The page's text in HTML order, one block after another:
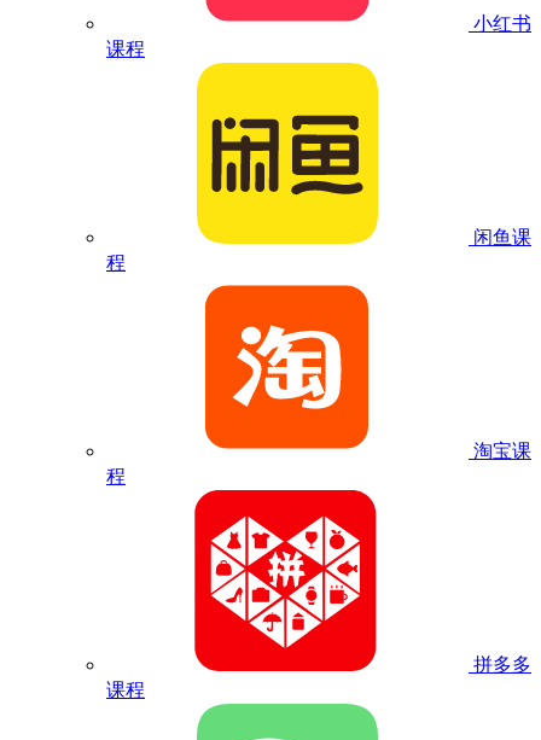
小红书
课程
闲鱼课
程
淘宝课
程
拼多多
课程